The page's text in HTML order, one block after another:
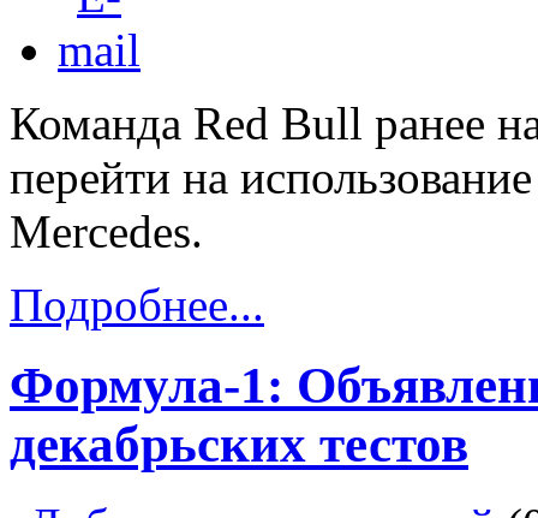
Команда Red Bull ранее
перейти на
Mercedes.
Подробнее...
Формула-1:
декабрьских тестов